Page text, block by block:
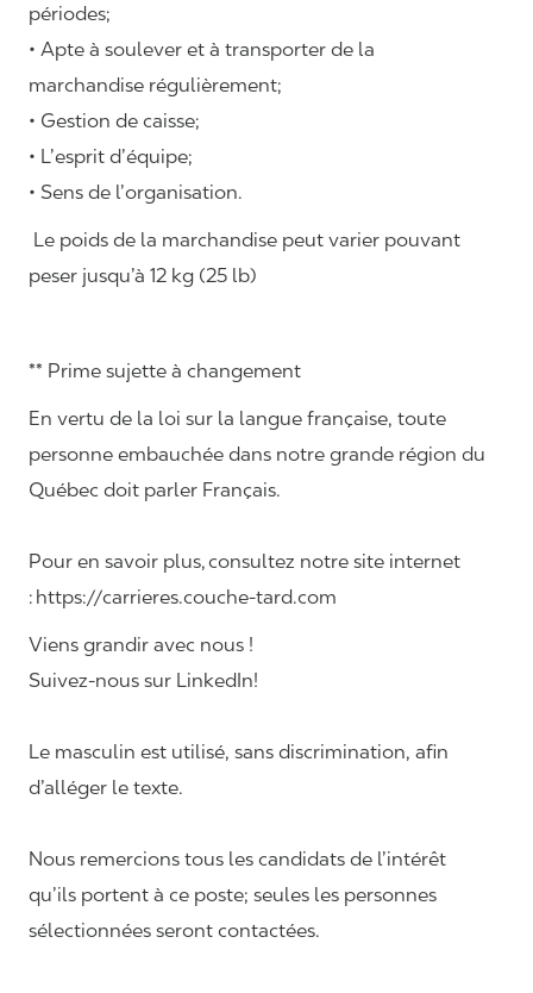
périodes;
• Apte à soulever et à transporter de la
marchandise régulièrement;
• Gestion de caisse;
• L’esprit d’équipe;
• Sens de l’organisation.
Le poids de la marchandise peut varier pouvant
peser jusqu’à 12 kg (25 lb)
** Prime sujette à changement
En vertu de la loi sur la langue française, toute
personne embauchée dans notre grande région du
Québec doit parler Français.
Pour en savoir plus, consultez notre site internet
: https://carrieres.couche-tard.com
Viens grandir avec nous !
Suivez-nous sur LinkedIn!
Le masculin est utilisé, sans discrimination, afin
d’alléger le texte.
Nous remercions tous les candidats de l’intérêt
qu’ils portent à ce poste; seules les personnes
sélectionnées seront contactées.